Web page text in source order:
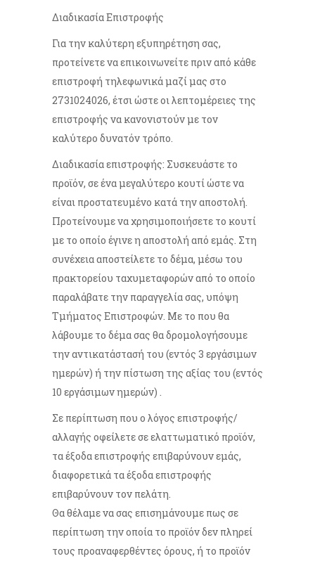
Διαδικασία Επιστροφής
Για την καλύτερη εξυπηρέτηση σας,
προτείνετε να επικοινωνείτε πριν από κάθε
επιστροφή τηλεφωνικά μαζί μας στο
2731024026, έτσι ώστε οι λεπτομέρειες της
επιστροφής να κανονιστούν με τον
καλύτερο δυνατόν τρόπο.
Διαδικασία επιστροφής: Συσκευάστε το
προϊόν, σε ένα μεγαλύτερο κουτί ώστε να
είναι προστατευμένο κατά την αποστολή.
Προτείνουμε να χρησιμοποιήσετε το κουτί
με το οποίο έγινε η αποστολή από εμάς. Στη
συνέχεια αποστείλετε το δέμα, μέσω του
πρακτορείου ταχυμεταφορών από το οποίο
παραλάβατε την παραγγελία σας, υπόψη
Τμήματος Επιστροφών. Με το που θα
λάβουμε το δέμα σας θα δρομολογήσουμε
την αντικατάστασή του (εντός 3 εργάσιμων
ημερών) ή την πίστωση της αξίας του (εντός
10 εργάσιμων ημερών) .
Σε περίπτωση που ο λόγος επιστροφής/
αλλαγής οφείλετε σε ελαττωματικό προϊόν,
τα έξοδα επιστροφής επιβαρύνουν εμάς,
διαφορετικά τα έξοδα επιστροφής
επιβαρύνουν τον πελάτη.
Θα θέλαμε να σας επισημάνουμε πως σε
περίπτωση την οποία το προϊόν δεν πληρεί
τους προαναφερθέντες όρους, ή το προϊόν